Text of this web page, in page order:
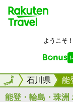
全国石川県 能
全国
能登・輪島・珠洲